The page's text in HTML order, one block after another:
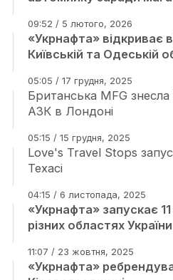
09:52 / 5 лютого, 2026
«Укрнафта» відкриває
Київській та Одеській
05:05 / 17 грудня, 2025
Британська MFG знесла
АЗК в Лондоні
05:15 / 15 грудня, 2025
Love's Travel Stops
Техасі
04:15 / 6 листопада, 2025
«Укрнафта» запускає
різних областях України
11:07 / 23 жовтня, 2025
«Укрнафта»